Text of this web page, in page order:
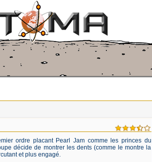
ordre placant Pearl Jam comme les princes du
décide de montrer les dents (comme le montre la
et plus engagé.